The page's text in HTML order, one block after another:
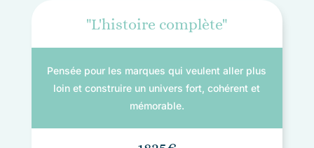
"L'histoire complète"
Pensée pour les marques qui veulent aller plus
loin et construire un univers fort, cohérent et
mémorable.